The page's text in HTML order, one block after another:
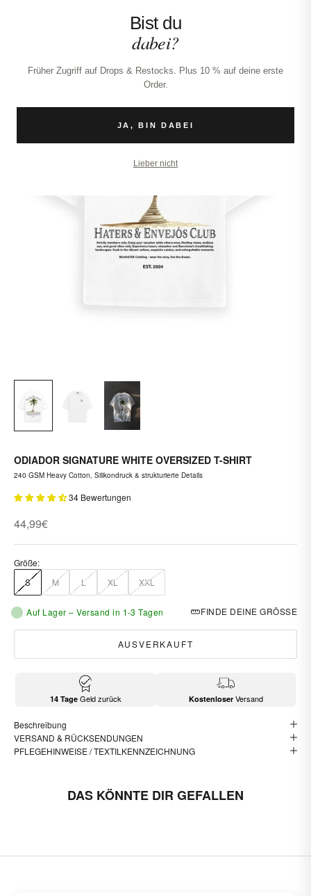
Bist du
dabei?
Früher Zugriff auf Drops & Restocks. Plus 10 % auf deine erste
Order.
JA, BIN DABEI
Lieber nicht
ODIADOR SIGNATURE WHITE OVERSIZED T-SHIRT
240 GSM Heavy Cotton, Silikondruck & strukturierte Details
34 Bewertungen
Angebot
44,99€
Größe:
S
M L XL XXL
Auf Lager – Versand in 1-3 Tagen FINDE DEINE GRÖSSE
AUSVERKAUFT
14 TageGeld zurück KostenloserVersand
Beschreibung
VERSAND & RÜCKSENDUNGEN
PFLEGEHINWEISE / TEXTILKENNZEICHNUNG
DAS KÖNNTE DIR GEFALLEN